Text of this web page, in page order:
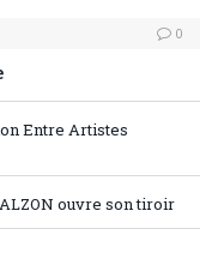
0
Entre Artistes
ouvre son tiroir